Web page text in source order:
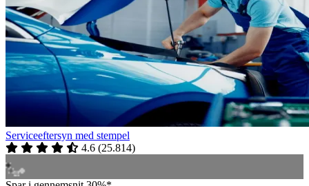
Serviceeftersyn med stempel
4.6 (25.814)